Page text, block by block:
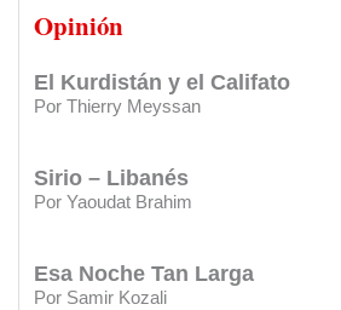
Opinión
el Reino Unido
Por Thierry Meyssan
El Kurdistán y el Califato
Por Thierry Meyssan
Sirio – Libanés
Por Yaoudat Brahim
Esa Noche Tan Larga
Por Samir Kozali
y al Club Sirio Libanés
CARTAS DE LECTORES:
CARTAS DE LECTORES:
gestión